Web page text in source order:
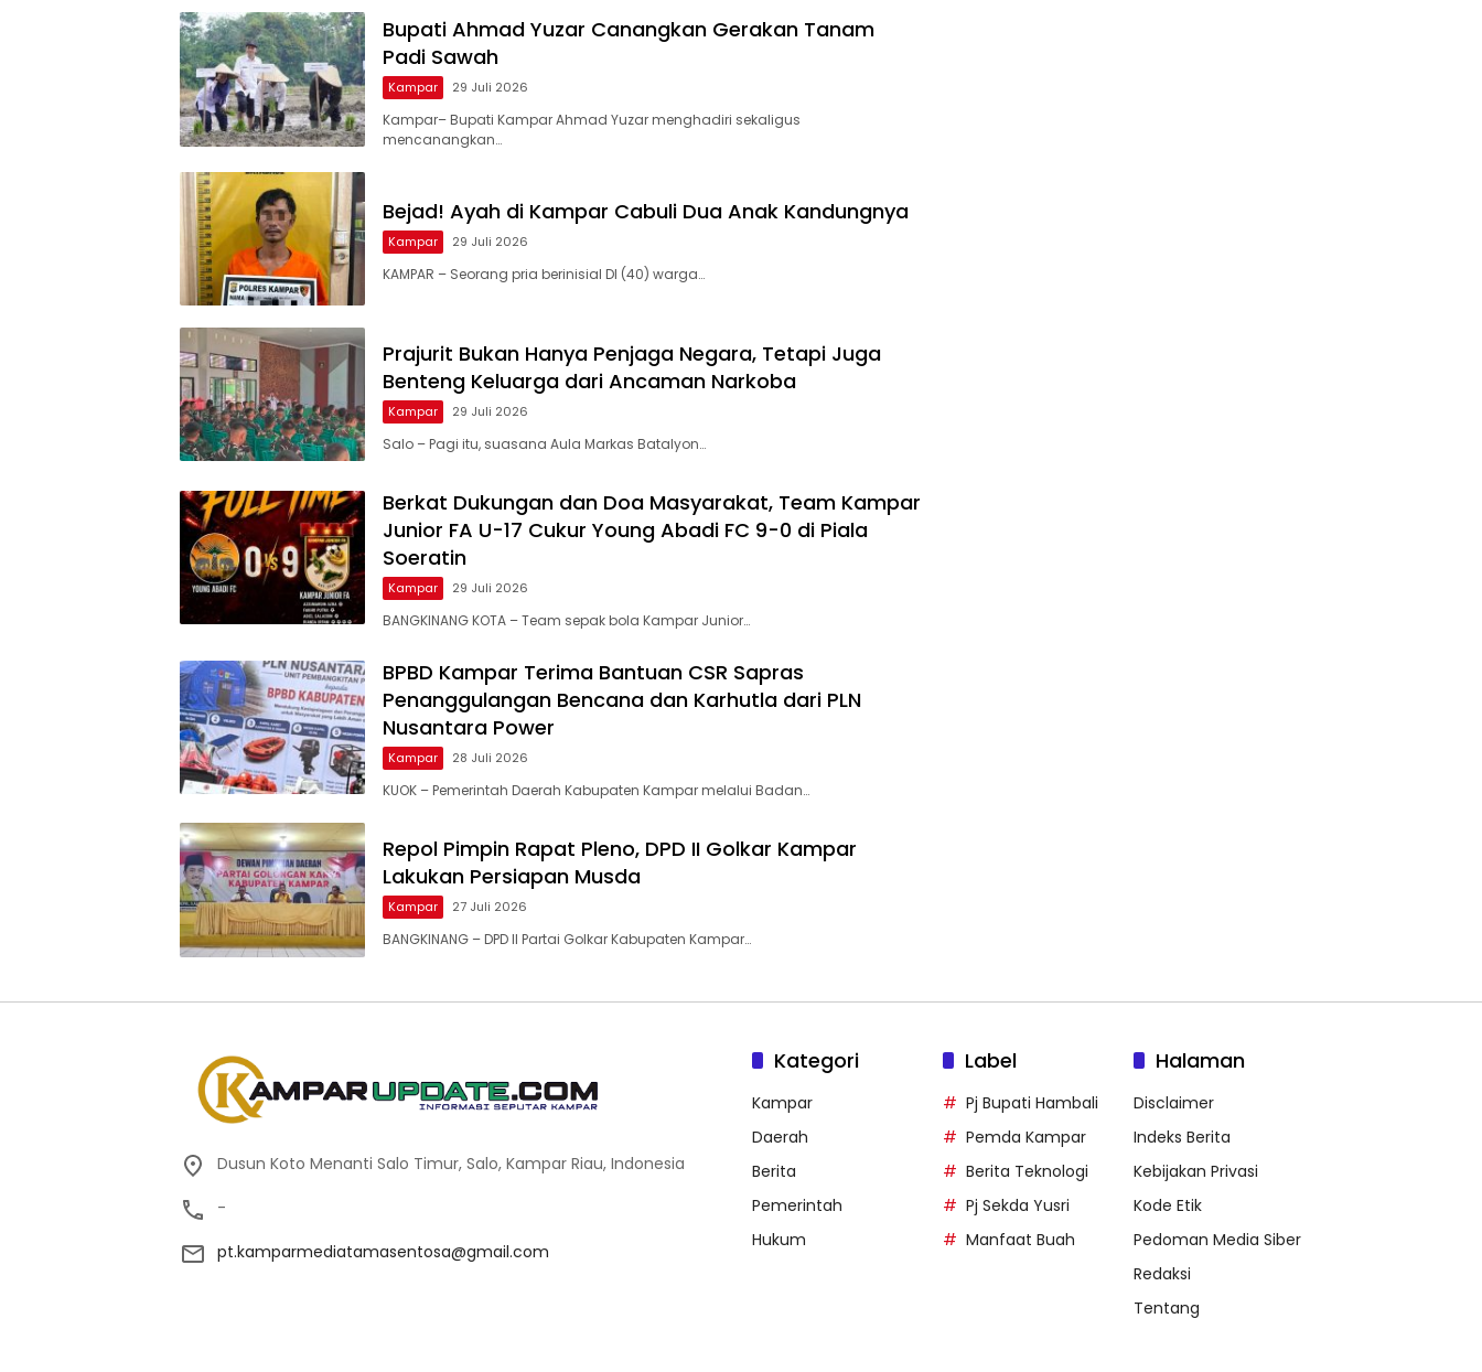
Bupati Ahmad Yuzar Canangkan Gerakan Tanam
Padi Sawah
Kampar 29 Juli 2026
Kampar– Bupati Kampar Ahmad Yuzar menghadiri sekaligus
mencanangkan…
Bejad! Ayah di Kampar Cabuli Dua Anak Kandungnya
Kampar 29 Juli 2026
KAMPAR – Seorang pria berinisial DI (40) warga…
Prajurit Bukan Hanya Penjaga Negara, Tetapi Juga
Benteng Keluarga dari Ancaman Narkoba
Kampar 29 Juli 2026
Salo – Pagi itu, suasana Aula Markas Batalyon…
Berkat Dukungan dan Doa Masyarakat, Team Kampar
Junior FA U-17 Cukur Young Abadi FC 9-0 di Piala
Soeratin
Kampar 29 Juli 2026
BANGKINANG KOTA – Team sepak bola Kampar Junior…
BPBD Kampar Terima Bantuan CSR Sapras
Penanggulangan Bencana dan Karhutla dari PLN
Nusantara Power
Kampar 28 Juli 2026
KUOK – Pemerintah Daerah Kabupaten Kampar melalui Badan…
Repol Pimpin Rapat Pleno, DPD II Golkar Kampar
Lakukan Persiapan Musda
Kampar 27 Juli 2026
BANGKINANG – DPD II Partai Golkar Kabupaten Kampar…
Dusun Koto Menanti Salo Timur, Salo, Kampar Riau, Indonesia
-
pt.kamparmediatamasentosa@gmail.com
Kategori
Kampar
Daerah
Berita
Pemerintah
Hukum
Label
Pj Bupati Hambali
Pemda Kampar
Berita Teknologi
Pj Sekda Yusri
Manfaat Buah
Halaman
Disclaimer
Indeks Berita
Kebijakan Privasi
Kode Etik
Pedoman Media Siber
Redaksi
Tentang